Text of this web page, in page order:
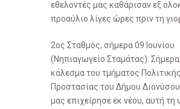
εθελοντές μας καθάρισαν εξ
προαύλιο λίγες ώρες πριν τη
2ος Σταθμός, σήμερα 09 Ιουνίου
(Νηπιαγωγείο Σταμάτας):
κάλεσμα του τμήματος Πολιτικής
Προστασίας του Δήμου
μας επιχείρησε εκ νέου, αυτή τη